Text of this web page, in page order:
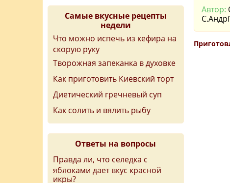
Автор:
Самые вкусные рецепты
недели
Что можно испечь из кефира на
скорую руку
Творожная запеканка в духовке
Как приготовить Киевский торт
Диетический гречневый суп
Как солить и вялить рыбу
Ответы на вопросы
Правда ли, что селедка с
яблоками дает вкус красной
икры?